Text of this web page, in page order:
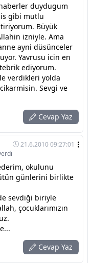
duydugum
gibi mutlu
Büyük
izniyle. Ama
ayni düsünceler
Yavrusu icin en
ediyorum.
verdikleri yolda
Sevgi ve
Cevap Yaz
21.6.2010 09:27:01
okulunu
günlerini birlikte
sevdiği biriyle
çocuklarımızın
Cevap Yaz